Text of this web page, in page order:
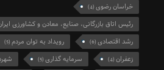
خراسان رضوی(4)
رئیس اتاق بازرگانی، صنایع، معادن و کشاورزی
رشد اقتصادی(6) رویداد به توان مردم(5)
زعفران(4) سرمایه گذاری(5)